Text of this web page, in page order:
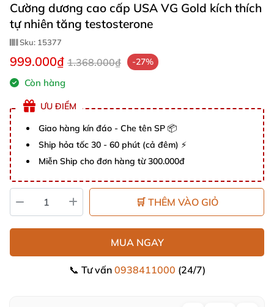
Cường dương cao cấp USA VG Gold kích thích
tự nhiên tăng testosterone
Sku: 15377
999.000₫ 1.368.000₫ -27%
Còn hàng
ƯU ĐIỂM
Giao hàng kín đáo - Che tên SP 📦
Ship hỏa tốc 30 - 60 phút (cả đêm) ⚡
Miễn Ship cho đơn hàng từ 300.000đ
🛒 THÊM VÀO GIỎ
MUA NGAY
📞 Tư vấn 0938411000 (24/7)